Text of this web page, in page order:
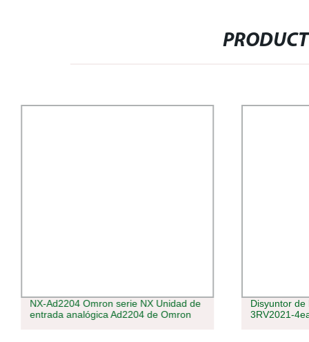
NX-Ad2204 Omron serie NX Unidad de
entrada analógica Ad2204 de Omron
Disyuntor de
3RV2021-